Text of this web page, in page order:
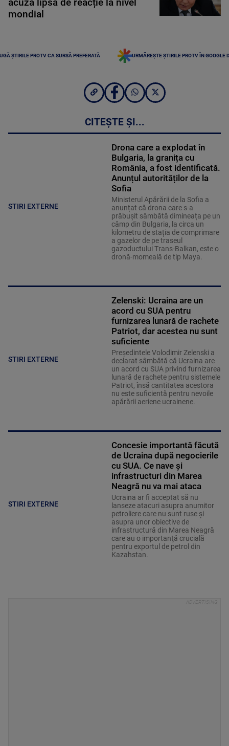
acuză lipsă de reacție la nivel
mondial
ȘTIRILE PROTV CA SURSĂ PREFERATĂ URMĂREȘTE ȘTIRILE PROTV ÎN GOOGLE
CITEȘTE ȘI...
STIRI EXTERNE
Drona care a explodat în
Bulgaria, la granița cu
România, a fost identificată.
Anunțul autorităților de la
Sofia
Ministerul Apărării de la Sofia a
anunțat că drona care s-a
prăbușit sâmbătă dimineața pe un
câmp din Bulgaria, la circa un
kilometru de stația de comprimare
a gazelor de pe traseul
gazoductului Trans-Balkan, este o
dronă-momeală de tip Maya.
STIRI EXTERNE
Zelenski: Ucraina are un
acord cu SUA pentru
furnizarea lunară de rachete
Patriot, dar acestea nu sunt
suficiente
Preşedintele Volodimir Zelenski a
declarat sâmbătă că Ucraina are
un acord cu SUA privind furnizarea
lunară de rachete pentru sistemele
Patriot, însă cantitatea acestora
nu este suficientă pentru nevoile
apărării aeriene ucrainene.
STIRI EXTERNE
Concesie importantă făcută
de Ucraina după negocierile
cu SUA. Ce nave şi
infrastructuri din Marea
Neagră nu va mai ataca
Ucraina ar fi acceptat să nu
lanseze atacuri asupra anumitor
petroliere care nu sunt ruse şi
asupra unor obiective de
infrastructură din Marea Neagră
care au o importanţă crucială
pentru exportul de petrol din
Kazahstan.